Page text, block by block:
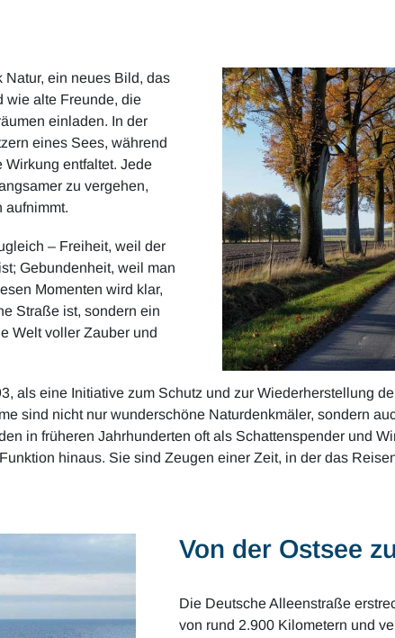
Natur, ein neues Bild, das
wie alte Freunde, die
einladen. In der
eines Sees, während
entfaltet. Jede
zu vergehen,
aufnimmt.
– Freiheit, weil der
Gebundenheit, weil man
Momenten wird klar,
Straße ist, sondern ein
Welt voller Zauber und
als eine Initiative zum Schutz und zur Wiederherstellung
sind nicht nur wunderschöne Naturdenkmäler, sondern
in früheren Jahrhunderten oft als Schattenspender und
hinaus. Sie sind Zeugen einer Zeit, in der das
Von der Ostsee
Die Deutsche Alleenstraße
von rund 2.900 Kilometern und